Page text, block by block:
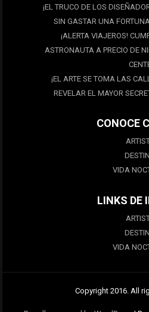
¡EL TRUCO DE LOS
SIN GASTAR UNA
¡ALERTA VIAJEROS!
ASTRONAUTA A PRECIO DE
¡EL ARTE SE TOMA LAS
REVELAR EL MAYOR
CONOCE
VIDA
LINKS DE
VIDA
Copyright 2016. All